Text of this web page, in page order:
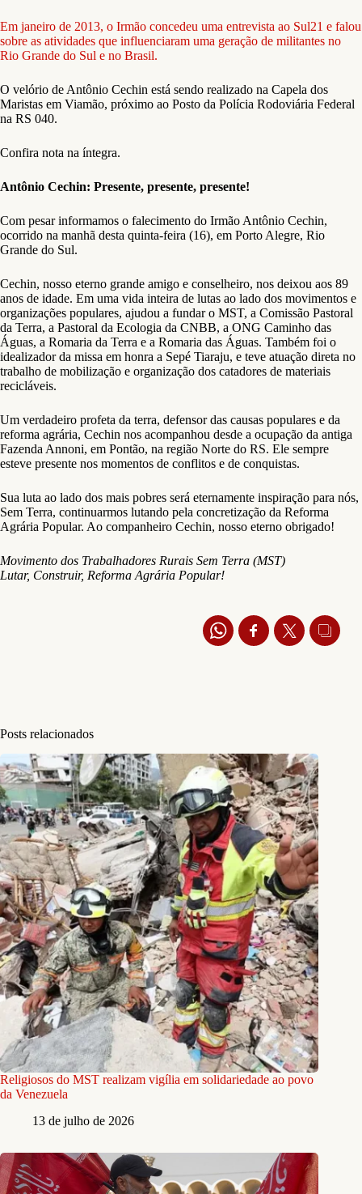
Em janeiro de 2013, o Irmão concedeu uma entrevista ao Sul21 e falou
sobre as atividades que influenciaram uma geração de militantes no
Rio Grande do Sul e no Brasil.
O velório de Antônio Cechin está sendo realizado na Capela dos
Maristas em Viamão, próximo ao Posto da Polícia Rodoviária Federal
na RS 040.
Confira nota na íntegra.
Antônio Cechin: Presente, presente, presente!
Com pesar informamos o falecimento do Irmão Antônio Cechin,
ocorrido na manhã desta quinta-feira (16), em Porto Alegre, Rio
Grande do Sul.
Cechin, nosso eterno grande amigo e conselheiro, nos deixou aos 89
anos de idade. Em uma vida inteira de lutas ao lado dos movimentos e
organizações populares, ajudou a fundar o MST, a Comissão Pastoral
da Terra, a Pastoral da Ecologia da CNBB, a ONG Caminho das
Águas, a Romaria da Terra e a Romaria das Águas. Também foi o
idealizador da missa em honra a Sepé Tiaraju, e teve atuação direta no
trabalho de mobilização e organização dos catadores de materiais
recicláveis.
Um verdadeiro profeta da terra, defensor das causas populares e da
reforma agrária, Cechin nos acompanhou desde a ocupação da antiga
Fazenda Annoni, em Pontão, na região Norte do RS. Ele sempre
esteve presente nos momentos de conflitos e de conquistas.
Sua luta ao lado dos mais pobres será eternamente inspiração para nós,
Sem Terra, continuarmos lutando pela concretização da Reforma
Agrária Popular. Ao companheiro Cechin, nosso eterno obrigado!
Movimento dos Trabalhadores Rurais Sem Terra (MST)
Lutar, Construir, Reforma Agrária Popular!
Posts relacionados
Religiosos do MST realizam vigília em solidariedade ao povo
da Venezuela
13 de julho de 2026